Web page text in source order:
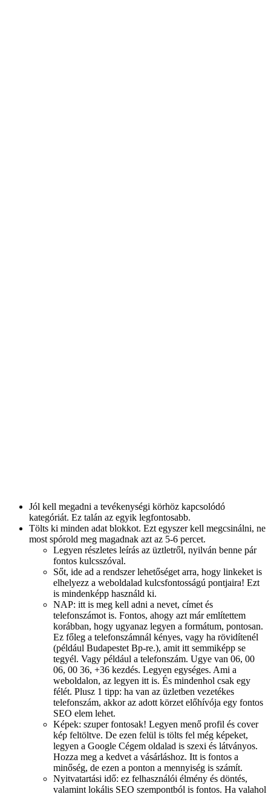
Jól kell megadni a tevékenységi körhöz kapcsolódó
kategóriát. Ez talán az egyik legfontosabb.
Tölts ki minden adat blokkot. Ezt egyszer kell megcsinálni, ne
most spórold meg magadnak azt az 5-6 percet.
Legyen részletes leírás az üztletről, nyilván benne pár
fontos kulcsszóval.
Sőt, ide ad a rendszer lehetőséget arra, hogy linkeket is
elhelyezz a weboldalad kulcsfontosságú pontjaira! Ezt
is mindenképp használd ki.
NAP: itt is meg kell adni a nevet, címet és
telefonszámot is. Fontos, ahogy azt már említettem
korábban, hogy ugyanaz legyen a formátum, pontosan.
Ez főleg a telefonszámnál kényes, vagy ha rövidítenél
(például Budapestet Bp-re.), amit itt semmiképp se
tegyél. Vagy például a telefonszám. Ugye van 06, 00
06, 00 36, +36 kezdés. Legyen egységes. Ami a
weboldalon, az legyen itt is. És mindenhol csak egy
félét. Plusz 1 tipp: ha van az üzletben vezetékes
telefonszám, akkor az adott körzet előhívója egy fontos
SEO elem lehet.
Képek: szuper fontosak! Legyen menő profil és cover
kép feltöltve. De ezen felül is tölts fel még képeket,
legyen a Google Cégem oldalad is szexi és látványos.
Hozza meg a kedvet a vásárláshoz. Itt is fontos a
minőség, de ezen a ponton a mennyiség is számít.
Nyitvatartási idő: ez felhasználói élmény és döntés,
valamint lokális SEO szempontból is fontos. Ha valahol